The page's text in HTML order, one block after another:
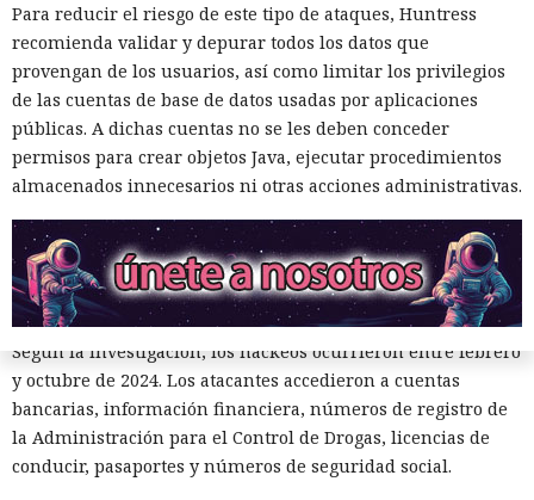
Muka y sus cómplices utilizaron credenciales robadas para
acceder a cuentas de Snowflake y robaron información de al
menos 165 empresas. Entre las afectadas se encuentran
AT&T, Ticketmaster, Advance Auto Parts, Neiman Marcus,
Santander, LendingTree y uno de los distritos escolares más
grandes de Estados Unidos.
La magnitud de las filtraciones fue enorme: en el caso de
AT&T se trató de registros de llamadas y mensajes de más
de 100 millones de abonados, y el hackeo a Ticketmaster
afectó a alrededor de 560 millones de usuarios.
Según la investigación, los hackeos ocurrieron entre febrero
y octubre de 2024. Los atacantes accedieron a cuentas
bancarias, información financiera, números de registro de
la Administración para el Control de Drogas, licencias de
conducir, pasaportes y números de seguridad social.
Para reducir el riesgo de este tipo de ataques, Huntress
recomienda validar y depurar todos los datos que
provengan de los usuarios, así como limitar los privilegios
de las cuentas de base de datos usadas por aplicaciones
públicas. A dichas cuentas no se les deben conceder
permisos para crear objetos Java, ejecutar procedimientos
almacenados innecesarios ni otras acciones administrativas.